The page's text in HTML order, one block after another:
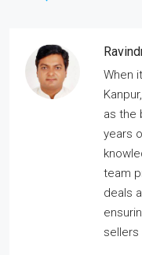
When
as the
years
team
deals
sellers